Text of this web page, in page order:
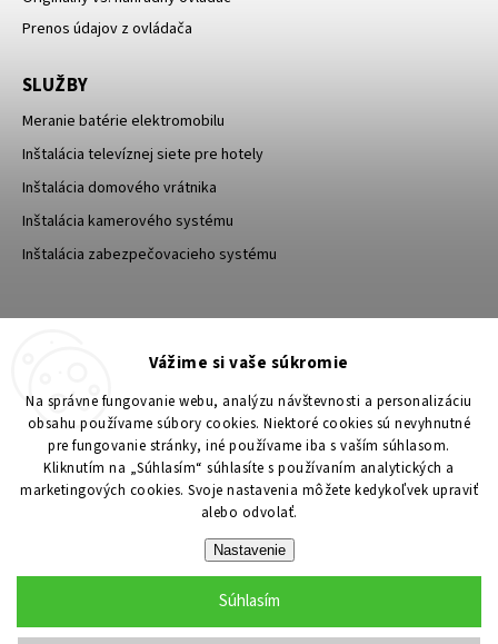
Vážime si vaše súkromie
Na správne fungovanie webu, analýzu návštevnosti a personalizáciu
obsahu používame súbory cookies. Niektoré cookies sú nevyhnutné
pre fungovanie stránky, iné používame iba s vaším súhlasom.
Kliknutím na „Súhlasím“ súhlasíte s používaním analytických a
marketingových cookies. Svoje nastavenia môžete kedykoľvek upraviť
alebo odvolať.
Nastavenie
Súhlasím
Prenos údajov z ovládača
SLUŽBY
Meranie batérie elektromobilu
Inštalácia televíznej siete pre hotely
Inštalácia domového vrátnika
Inštalácia kamerového systému
Inštalácia zabezpečovacieho systému
Upraviť nastavenie cookies